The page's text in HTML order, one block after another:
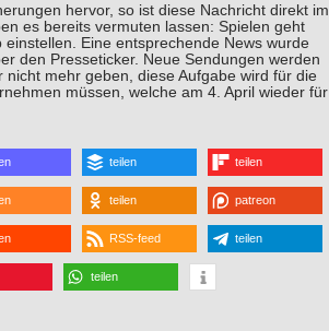
hervor, so ist diese Nachricht direkt im
es bereits vermuten lassen: Spielen geht
Eine entsprechende News wurde
den Presseticker. Neue Sendungen werden
mehr geben, diese Aufgabe wird für die
müssen, welche am 4. April wieder für
teilen teilen
teilen patreon
RSS-feed teilen
teilen